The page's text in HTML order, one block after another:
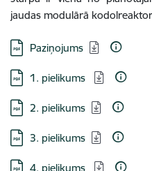
jaudas modulārā
Lejupielādēt:
Paziņojums
Lejupielādēt:
1. pielikums
Lejupielādēt:
2. pielikums
Lejupielādēt:
3. pielikums
Lejupielādēt:
4. pielikums